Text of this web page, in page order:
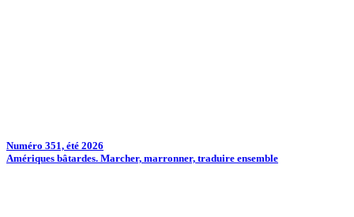
Numéro 351, été 2026
Amériques bâtardes. Marcher, marronner, traduire ensemble